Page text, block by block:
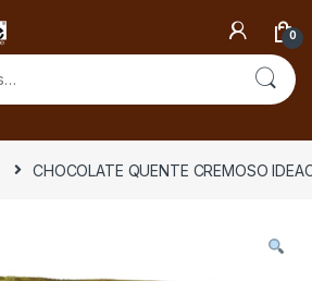
0
CHOCOLATE QUENTE CREMOSO